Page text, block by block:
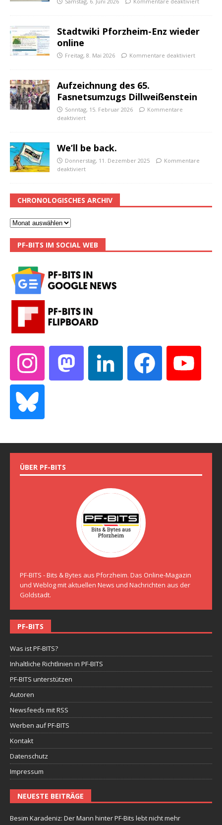
Stadtwiki Pforzheim-Enz wieder
online
Freitag, 8. Mai 2026 Kommentare deaktiviert
Aufzeichnung des 65.
Fasnetsumzugs Dillweißenstein
Sonntag, 15. Februar 2026
Kommentare
deaktiviert
We’ll be back.
Donnerstag, 11. Dezember 2025
Kommentare
deaktiviert
CHRONOLOGISCHES ARCHIV
PF-BITS IM SOCIAL WEB
ÜBER PF-BITS
PF-BITS - Bits & Bytes aus Pforzheim. Das Online-Magazin
und Weblog mit aktuellen News und Nachrichten aus der
Goldstadt.
PF-BITS
Was ist PF-BITS?
Inhaltliche Richtlinien in PF-BITS
PF-BITS unterstützen
Autoren
Newsfeeds mit RSS
Werben auf PF-BITS
Kontakt
Datenschutz
Impressum
NEUESTE BEITRÄGE
Besim Karadeniz: Der Mann hinter PF-Bits lebt nicht mehr